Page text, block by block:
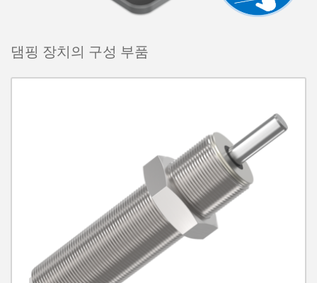
댐핑 장치의 구성 부품